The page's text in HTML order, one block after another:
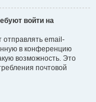
войти на
отправлять email-
в конференцию
возможность. Это
почтовой